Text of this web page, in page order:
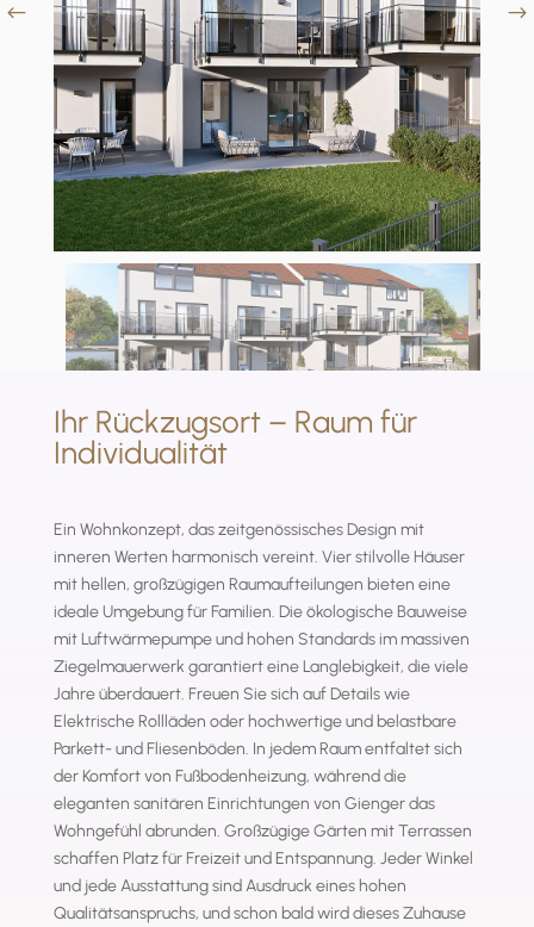
Ihr Rückzugsort – Raum für
Individualität
Ein Wohnkonzept, das zeitgenössisches Design mit
inneren Werten harmonisch vereint. Vier stilvolle Häuser
mit hellen, großzügigen Raumaufteilungen bieten eine
ideale Umgebung für Familien. Die ökologische Bauweise
mit Luftwärmepumpe und hohen Standards im massiven
Ziegelmauerwerk garantiert eine Langlebigkeit, die viele
Jahre überdauert. Freuen Sie sich auf Details wie
Elektrische Rollläden oder hochwertige und belastbare
Parkett- und Fliesenböden. In jedem Raum entfaltet sich
der Komfort von Fußbodenheizung, während die
eleganten sanitären Einrichtungen von Gienger das
Wohngefühl abrunden. Großzügige Gärten mit Terrassen
schaffen Platz für Freizeit und Entspannung. Jeder Winkel
und jede Ausstattung sind Ausdruck eines hohen
Qualitätsanspruchs, und schon bald wird dieses Zuhause